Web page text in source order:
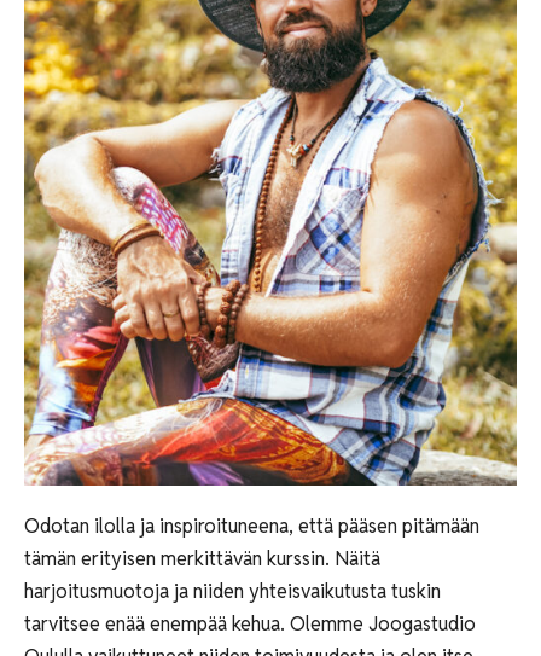
Odotan ilolla ja inspiroituneena, että pääsen pitämään
tämän erityisen merkittävän kurssin. Näitä
harjoitusmuotoja ja niiden yhteisvaikutusta tuskin
tarvitsee enää enempää kehua. Olemme Joogastudio